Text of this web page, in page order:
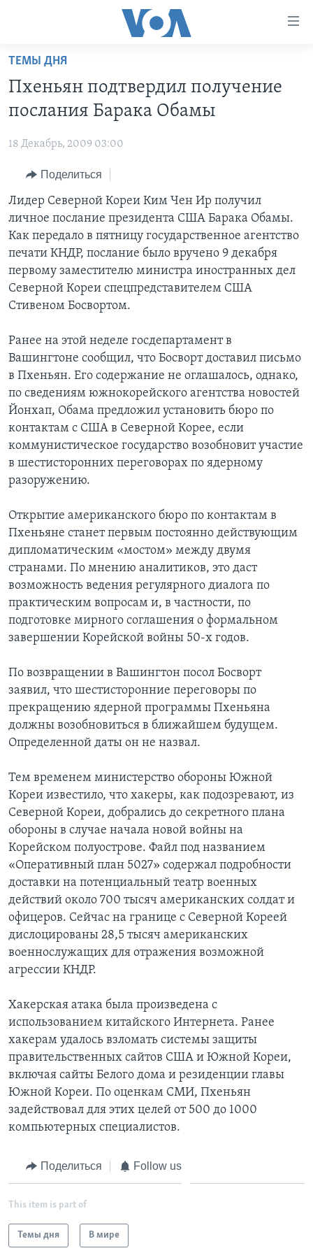
Перейти
основной
контент
навигации
Перейти
поиск
НОВОСТИ ЗА МИНУТУ
ИТОГИ
ПОЧЕМУ ЭТО ВАЖНО?
ДЕТАЛИ
НЬЮ-ЙОРК NEW YORK
АМЕРИКА. БОЛЬШОЕ ПУТЕШЕСТВИЕ
УЧИМ АНГЛИЙСКИЙ
НАША АМЕРИКАНСКАЯ ИСТОРИЯ
А КАК В АМЕРИКЕ?
АМЕРИКАНСКИЕ ГОРОДКИ
ТЕСТЫ
ЭКСПЕРТИЗА
ИНТЕРВЬЮ
ФАКТЫ ПРОТИВ ФЕЙКОВ
ЗА СВОБОДУ ПРЕССЫ
УЧИМ АНГЛИЙСКИЙ
ВИДЕО
ПОДПИСКА НА НОВОСТИ
Learning English
СОЦИАЛЬНЫЕ СЕТИ
Языки
ТЕМЫ ДНЯ
Пхеньян подтвердил получение
послания Барака Обамы
18 Декабрь, 2009 03:00
Поделиться
Лидер Северной Кореи Ким Чен Ир получил
личное послание президента США Барака Обамы.
Как передало в пятницу государственное агентство
печати КНДР, послание было вручено 9 декабря
первому заместителю министра иностранных дел
Северной Кореи спецпредставителем США
Стивеном Босвортом.
Ранее на этой неделе госдепартамент в
Вашингтоне сообщил, что Босворт доставил письмо
в Пхеньян. Его содержание не оглашалось, однако,
по сведениям южнокорейского агентства новостей
Йонхап, Обама предложил установить бюро по
контактам с США в Северной Корее, если
коммунистическое государство возобновит участие
в шестисторонних переговорах по ядерному
разоружению.
Открытие американского бюро по контактам в
Пхеньяне станет первым постоянно действующим
дипломатическим «мостом» между двумя
странами. По мнению аналитиков, это даст
возможность ведения регулярного диалога по
практическим вопросам и, в частности, по
подготовке мирного соглашения о формальном
завершении Корейской войны 50-х годов.
По возвращении в Вашингтон посол Босворт
заявил, что шестисторонние переговоры по
прекращению ядерной программы Пхеньяна
должны возобновиться в ближайшем будущем.
Определенной даты он не назвал.
Тем временем министерство обороны Южной
Кореи известило, что хакеры, как подозревают, из
Северной Кореи, добрались до секретного плана
обороны в случае начала новой войны на
Корейском полуострове. Файл под названием
«Оперативный план 5027» содержал подробности
доставки на потенциальный театр военных
действий около 700 тысяч американских солдат и
офицеров. Сейчас на границе с Северной Кореей
дислоцированы 28,5 тысяч американских
военнослужащих для отражения возможной
агрессии КНДР.
Хакерская атака была произведена с
использованием китайского Интернета. Ранее
хакерам удалось взломать системы защиты
правительственных сайтов США и Южной Кореи,
включая сайты Белого дома и резиденции главы
Южной Кореи. По оценкам СМИ, Пхеньян
задействовал для этих целей от 500 до 1000
компьютерных специалистов.
Поделиться Follow us
This item is part of
Темы дня В мире